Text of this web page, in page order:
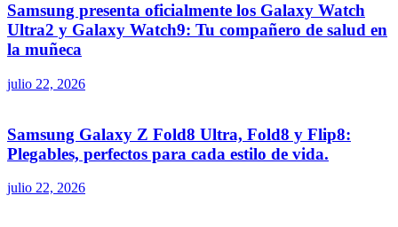
Samsung presenta oficialmente los Galaxy Watch
Ultra2 y Galaxy Watch9: Tu compañero de salud en
la muñeca
julio 22, 2026
Samsung Galaxy Z Fold8 Ultra, Fold8 y Flip8:
Plegables, perfectos para cada estilo de vida.
julio 22, 2026